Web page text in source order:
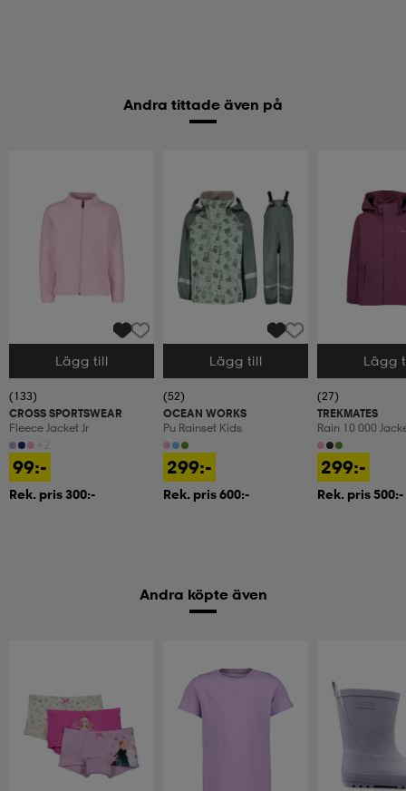
Andra tittade även på
Välj storlek
Lägg till
(133)
CROSS SPORTSWEAR
Fleece Jacket Jr
99:-
Rek. pris 300:-
Välj storlek
Lägg till
(52)
OCEAN WORKS
Pu Rainset Kids
299:-
Rek. pris 600:-
Välj storlek
Lägg
(27)
TREKMATES
Rain 10 000
Regnjacka,
299:-
Rek. pris 500:-
Andra köpte även